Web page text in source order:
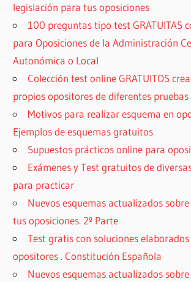
legislación para tus oposiciones
100 preguntas tipo test GRATUITAS
para Oposiciones de la Administración
Autonómica o Local
Colección test online GRATUITOS
propios opositores de diferentes
Motivos para realizar esquema en
Ejemplos de esquemas gratuitos
Supuestos prácticos online para
Exámenes y Test gratuitos de
para practicar
Nuevos esquemas actualizados
tus oposiciones. 2º Parte
Test gratis con soluciones
opositores . Constitución Española
Nuevos esquemas actualizados